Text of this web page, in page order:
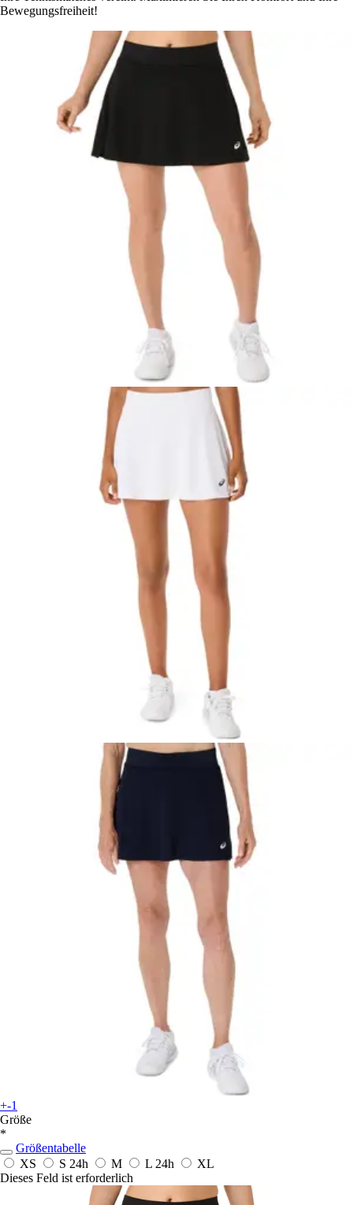
Bewegungsfreiheit!
+-1
Größe
*
Größentabelle
XS
S 24h M L 24h
XL
Dieses Feld ist erforderlich